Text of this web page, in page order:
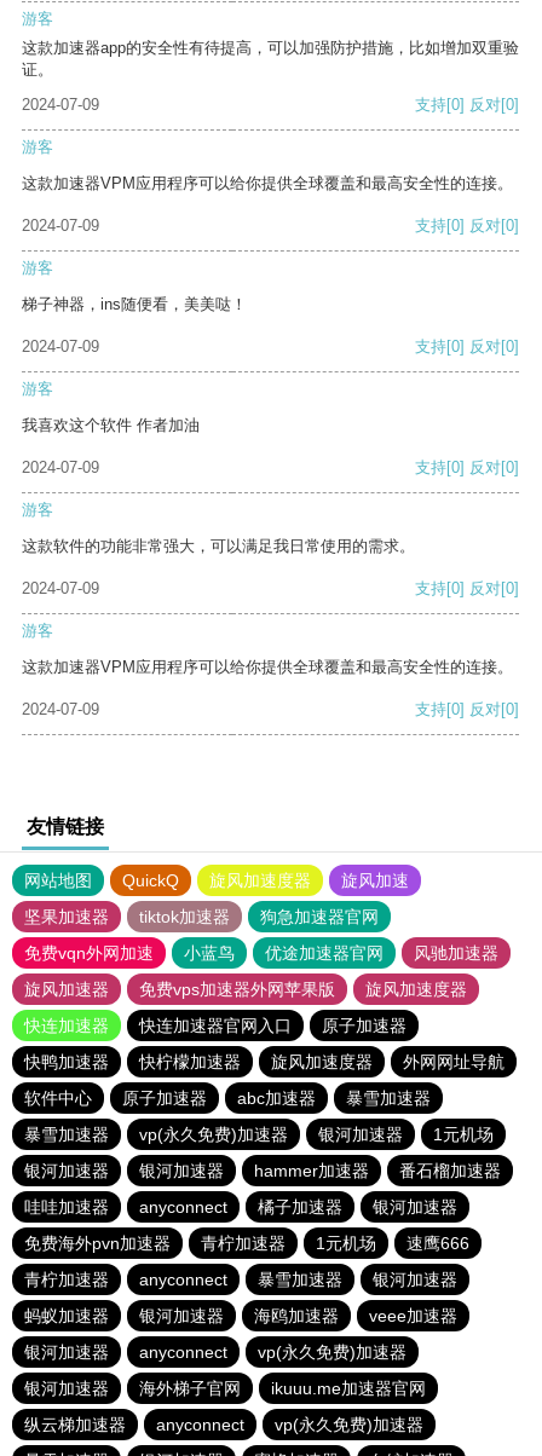
游客
这款加速器app的安全性有待提高，可以加强防护措施，比如增加双重验
证。
2024-07-09
支持[0] 反对[0]
游客
这款加速器VPM应用程序可以给你提供全球覆盖和最高安全性的连接。
2024-07-09 支持[0] 反对[0]
游客
梯子神器，ins随便看，美美哒！
2024-07-09 支持[0] 反对[0]
游客
我喜欢这个软件 作者加油
2024-07-09 支持[0] 反对[0]
游客
这款软件的功能非常强大，可以满足我日常使用的需求。
2024-07-09 支持[0] 反对[0]
游客
这款加速器VPM应用程序可以给你提供全球覆盖和最高安全性的连接。
2024-07-09 支持[0] 反对[0]
友情链接
网站地图 QuickQ 旋风加速度器
旋风加速
坚果加速器
tiktok加速器
狗急加速器官网
免费vqn外网加速
小蓝鸟 优途加速器官网
风驰加速器
旋风加速器
免费vps加速器外网苹果版
旋风加速度器
快连加速器
快连加速器官网入口
原子加速器
快鸭加速器
快柠檬加速器 旋风加速度器
外网网址导航
软件中心
原子加速器 abc加速器
暴雪加速器
暴雪加速器
vp(永久免费)加速器 银河加速器
1元机场
银河加速器
银河加速器 hammer加速器
番石榴加速器
哇哇加速器
anyconnect 橘子加速器
银河加速器
免费海外pvn加速器
青柠加速器 1元机场
速鹰666
青柠加速器
anyconnect 暴雪加速器
银河加速器
蚂蚁加速器
银河加速器 海鸥加速器
veee加速器
银河加速器
anyconnect
vp(永久免费)加速器
银河加速器
海外梯子官网
ikuuu.me加速器官网
纵云梯加速器
anyconnect
vp(永久免费)加速器